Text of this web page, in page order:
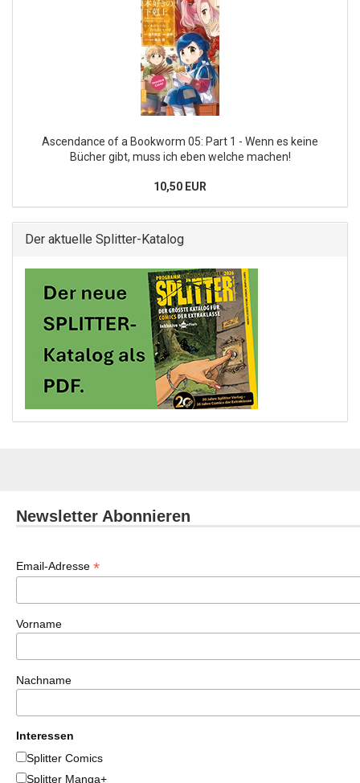
Ascendance of a Bookworm 05: Part 1 - Wenn es keine
Bücher gibt, muss ich eben welche machen!
10,50 EUR
Der aktuelle Splitter-Katalog
Newsletter Abonnieren
Email-Adresse *
Vorname
Nachname
Interessen
Splitter Comics
Splitter Manga+